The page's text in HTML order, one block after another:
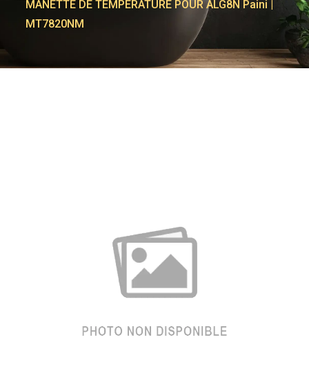
MANETTE DE TEMPERATURE POUR ALG8N Paini |
MT7820NM